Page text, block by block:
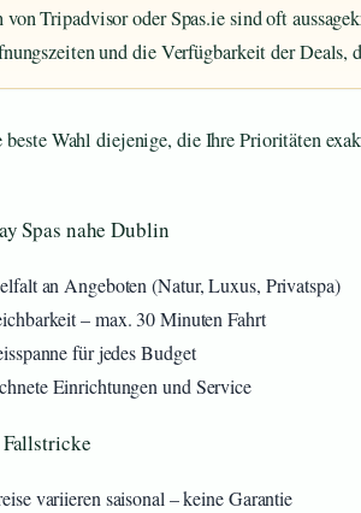
von Tripadvisor oder Spas.ie sind oft
und die Verfügbarkeit der Deals,
Wahl diejenige, die Ihre Prioritäten
Spas nahe Dublin
an Angeboten (Natur, Luxus, Privatspa)
– max. 30 Minuten Fahrt
für jedes Budget
Einrichtungen und Service
variieren saisonal – keine Garantie